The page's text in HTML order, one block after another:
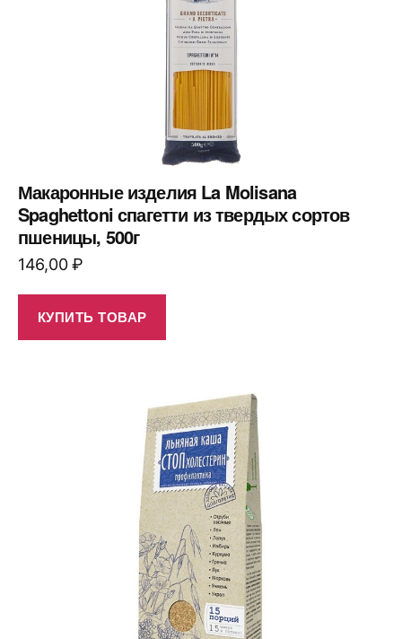
Макаронные изделия La Molisana
Spaghettoni спагетти из твердых сортов
пшеницы, 500г
146,00₽
КУПИТЬ ТОВАР